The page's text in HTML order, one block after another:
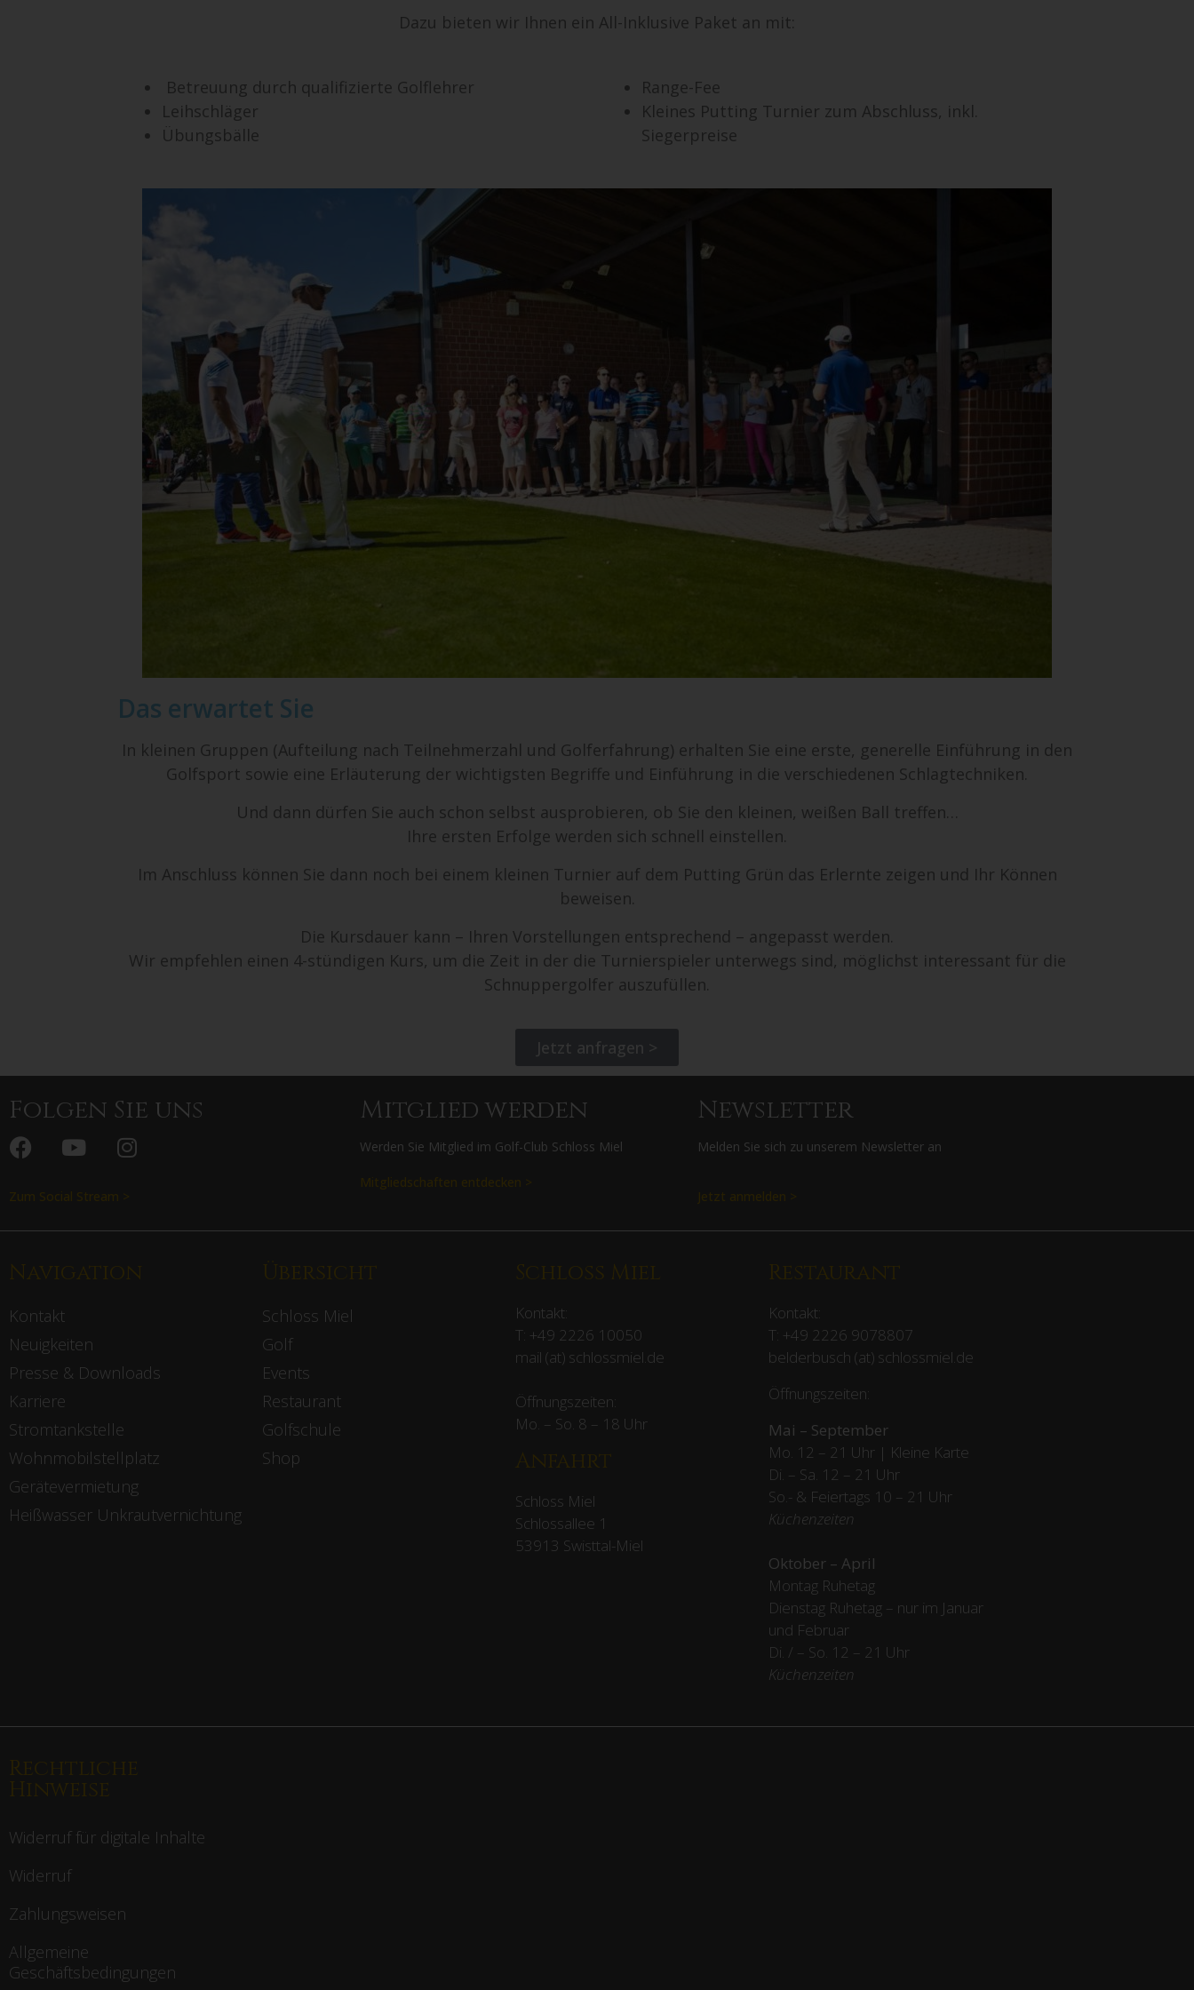
Dazu bieten wir Ihnen ein All-Inklusive Paket an mit:
Betreuung durch qualifizierte Golflehrer
Leihschläger
Übungsbälle
Range-Fee
Kleines Putting Turnier zum Abschluss, inkl.
Siegerpreise
Das erwartet Sie
In kleinen Gruppen (Aufteilung nach Teilnehmerzahl und Golferfahrung) erhalten Sie eine erste, generelle Einführung in den
Golfsport sowie eine Erläuterung der wichtigsten Begriffe und Einführung in die verschiedenen Schlagtechniken.
Und dann dürfen Sie auch schon selbst ausprobieren, ob Sie den kleinen, weißen Ball treffen…
Ihre ersten Erfolge werden sich schnell einstellen.
Im Anschluss können Sie dann noch bei einem kleinen Turnier auf dem Putting Grün das Erlernte zeigen und Ihr Können
beweisen.
Die Kursdauer kann – Ihren Vorstellungen entsprechend – angepasst werden.
Wir empfehlen einen 4-stündigen Kurs, um die Zeit in der die Turnierspieler unterwegs sind, möglichst interessant für die
Schnuppergolfer auszufüllen.
Jetzt anfragen >
Folgen Sie uns
Zum Social Stream >
Mitglied werden
Werden Sie Mitglied im Golf-Club Schloss Miel
Mitgliedschaften entdecken >
Newsletter
Melden Sie sich zu unserem Newsletter an
Jetzt anmelden >
Navigation
Kontakt
Neuigkeiten
Presse & Downloads
Karriere
Stromtankstelle
Wohnmobilstellplatz
Gerätevermietung
Heißwasser Unkrautvernichtung
Übersicht
Schloss Miel
Golf
Events
Restaurant
Golfschule
Shop
Schloss Miel
Kontakt:
T: +49 2226 10050
mail (at) schlossmiel.de
Öffnungszeiten:
Mo. – So. 8 – 18 Uhr
Anfahrt
Schloss Miel
Schlossallee 1
53913 Swisttal-Miel
Restaurant
Kontakt:
T: +49 2226 9078807
belderbusch (at) schlossmiel.de
Öffnungszeiten:
Mai – September
Mo. 12 – 21 Uhr | Kleine Karte
Di. – Sa. 12 – 21 Uhr
So.- & Feiertags 10 – 21 Uhr
Küchenzeiten
Oktober – April
Montag Ruhetag
Dienstag Ruhetag – nur im Januar
und Februar
Di. / – So. 12 – 21 Uhr
Küchenzeiten
Rechtliche
Hinweise
Widerruf für digitale Inhalte
Widerruf
Zahlungsweisen
Allgemeine
Geschäftsbedingungen